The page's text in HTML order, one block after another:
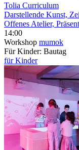
Tolia Curriculum
Darstellende Kunst,
Offenes Atelier,
14:00
Workshop mumok
Für Kinder: Bautag
für Kinder